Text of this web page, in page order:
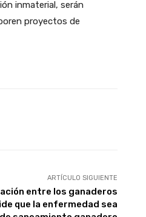
inmaterial, serán
proyectos de
ARTÍCULO SIGUIENTE
entre los ganaderos
que la enfermedad sea